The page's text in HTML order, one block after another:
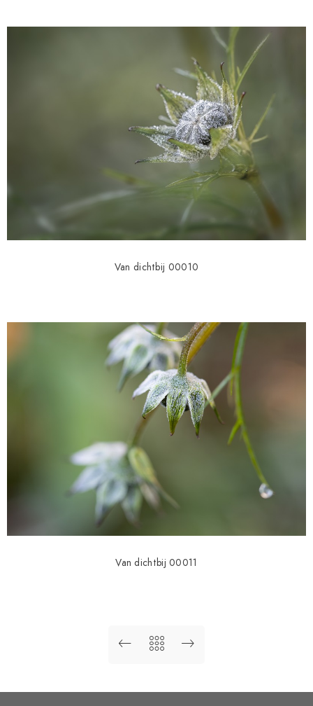
Van dichtbij 00010
Van dichtbij 00011